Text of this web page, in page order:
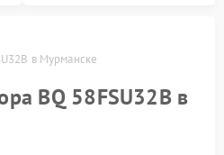
в Мурманске
BQ 58FSU32B в